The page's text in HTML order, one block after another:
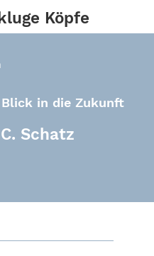
Köpfe
in die Zukunft
Schatz